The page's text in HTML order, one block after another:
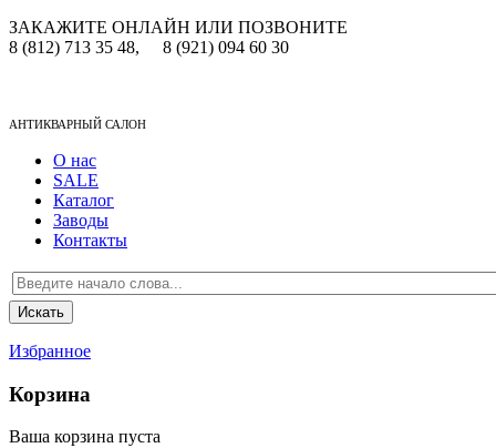
ЗАКАЖИТЕ ОНЛАЙН ИЛИ ПОЗВОНИТЕ
8 (812) 713 35 48,
8 (921) 094 60 30
АНТИКВАРНЫЙ САЛОН
О нас
SALE
Каталог
Заводы
Контакты
Избранное
Корзина
Ваша корзина пуста